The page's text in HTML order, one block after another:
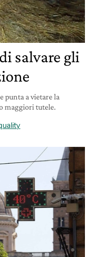
salvare gli
punta a vietare la
maggiori tutele.